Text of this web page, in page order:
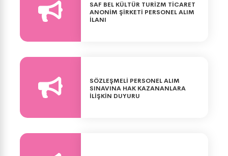
SAF BEL KÜLTÜR TURİZM TİCARET
ANONİM ŞİRKETİ PERSONEL ALIM
İLANI
SÖZLEŞMELİ PERSONEL ALIM
SINAVINA HAK KAZANANLARA
İLİŞKİN DUYURU